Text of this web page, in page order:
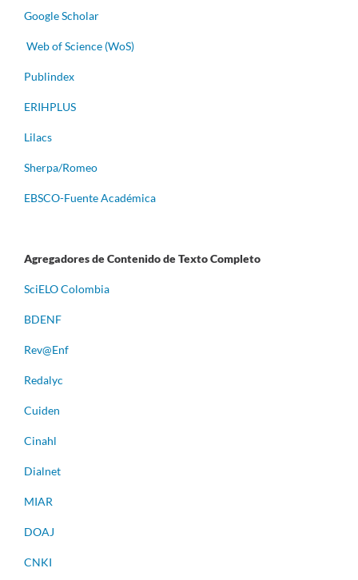
Google Scholar
Web of Science (WoS)
Publindex
ERIHPLUS
Lilacs
Sherpa/Romeo
EBSCO-Fuente Académica
Agregadores de Contenido de Texto Completo
SciELO Colombia
BDENF
Rev@Enf
Redalyc
Cuiden
Cinahl
Dialnet
MIAR
DOAJ
CNKI